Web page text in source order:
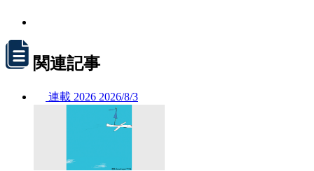
関連記事
連載 2026 2026/8/3